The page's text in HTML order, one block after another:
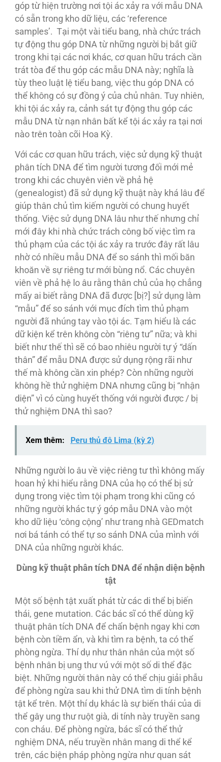
góp từ hiện trường nơi tội ác xảy ra với mẫu DNA
có sẵn trong kho dữ liệu, các ‘reference
samples’. Tại một vài tiểu bang, nhà chức trách
tự động thu góp DNA từ những người bị bắt giữ
trong khi tại các nơi khác, cơ quan hữu trách cần
trát tòa để thu góp các mẫu DNA này; nghĩa là
tùy theo luật lệ tiểu bang, việc thu góp DNA có
thể không có sự đồng ý của chủ nhân. Tuy nhiên,
khi tội ác xảy ra, cảnh sát tự động thu góp các
mẫu DNA từ nạn nhân bất kể tội ác xảy ra tại nơi
nào trên toàn cõi Hoa Kỳ.
Với các cơ quan hữu trách, việc sử dụng kỹ thuật
phân tích DNA để tìm người tương đối mới mẻ
trong khi các chuyên viên về phả hệ
(genealogist) đã sử dụng kỹ thuật này khá lâu để
giúp thân chủ tìm kiếm người có chung huyết
thống. Việc sử dụng DNA lâu như thế nhưng chỉ
mới đây khi nhà chức trách công bố việc tìm ra
thủ phạm của các tội ác xảy ra trước đây rất lâu
nhờ có nhiều mẫu DNA để so sánh thì mối băn
khoăn về sự riêng tư mới bùng nổ. Các chuyên
viên về phả hệ lo âu rằng thân chủ của họ chẳng
mấy ai biết rằng DNA đã được [bị?] sử dụng làm
“mẫu” để so sánh với mục đích tìm thủ phạm
người đã nhúng tay vào tội ác. Tạm hiểu là các
dữ kiện kể trên không còn “riêng tư” nữa; và khi
biết như thế thì sẽ có bao nhiêu người tự ý “dấn
thân” để mẫu DNA được sử dụng rộng rãi như
thế mà không cần xin phép? Còn những người
không hề thử nghiệm DNA nhưng cũng bị “nhận
diện” vì có cùng huyết thống với người được / bị
thử nghiệm DNA thì sao?
Xem thêm: Peru thủ đô Lima (kỳ 2)
Những người lo âu về việc riêng tư thì không mấy
hoan hỷ khi hiểu rằng DNA của họ có thể bị sử
dụng trong việc tìm tội phạm trong khi cũng có
những người khác tự ý góp mẫu DNA vào một
kho dữ liệu ‘công cộng’ như trang nhà GEDmatch
nơi bá tánh có thể tự so sánh DNA của mình với
DNA của những người khác.
Dùng kỹ thuật phân tích DNA để nhận diện bệnh
tật
Một số bệnh tật xuất phát từ các di thể bị biến
thái, gene mutation. Các bác sĩ có thể dùng kỹ
thuật phân tích DNA để chẩn bệnh ngay khi cơn
bệnh còn tiềm ẩn, và khi tìm ra bệnh, ta có thể
phòng ngừa. Thí dụ như thân nhân của một số
bệnh nhân bị ung thư vú với một số di thể đặc
biệt. Những người thân này có thể chịu giải phẫu
để phòng ngừa sau khi thử DNA tìm di tính bệnh
tật kể trên. Một thí dụ khác là sự biến thái của di
thể gây ung thư ruột già, di tính này truyền sang
con cháu. Để phòng ngừa, bác sĩ có thể thử
nghiệm DNA, nếu truyền nhân mang di thể kể
trên, các biện pháp phòng ngừa như quan sát